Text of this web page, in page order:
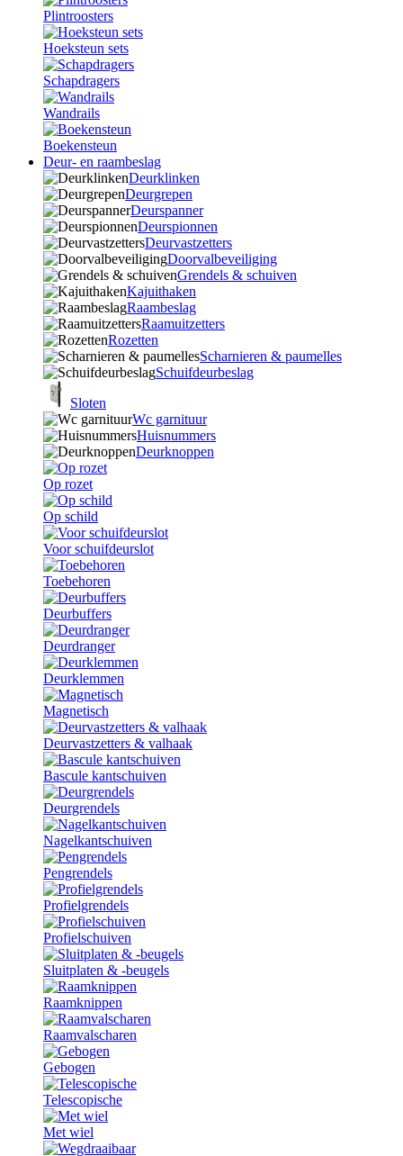
Plintroosters
Hoeksteun sets
Schapdragers
Wandrails
Boekensteun
Deur- en raambeslag
Deurklinken
Deurgrepen
Deurspanner
Deurspionnen
Deurvastzetters
Doorvalbeveiliging
Grendels & schuiven
Kajuithaken
Raambeslag
Raamuitzetters
Rozetten
Scharnieren & paumelles
Schuifdeurbeslag
Sloten
Wc garnituur
Huisnummers
Deurknoppen
Op rozet
Op schild
Voor schuifdeurslot
Toebehoren
Deurbuffers
Deurdranger
Deurklemmen
Magnetisch
Deurvastzetters & valhaak
Bascule kantschuiven
Deurgrendels
Nagelkantschuiven
Pengrendels
Profielgrendels
Profielschuiven
Sluitplaten & -beugels
Raamknippen
Raamvalscharen
Gebogen
Telescopische
Met wiel